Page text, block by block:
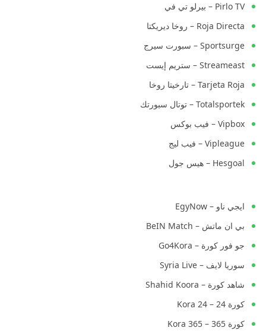
Pirlo TV – بيرلو تي في
Roja Directa – روخا ديريكتا
Sportsurge – سبورت سيرج
Streameast – ستريم إيست
Tarjeta Roja – تارخيتا روخا
Totalsportek – توتال سبورتك
Vipbox – فيب بوكس
Vipleague – فيب ليج
Hesgoal – هيس جول
ايجي ناو – EgyNow
بي ان ماتش – BeIN Match
جو فور كورة – Go4Kora
سوريا لايف – Syria Live
شاهد كورة – Shahid Koora
كورة 24 – Kora 24
كورة 365 – Kora 365